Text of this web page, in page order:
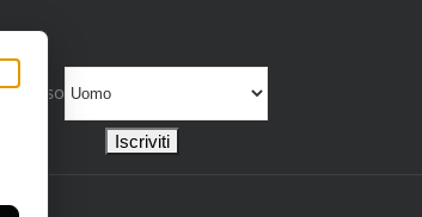
Sesso